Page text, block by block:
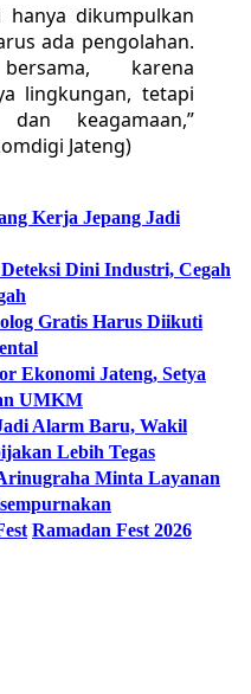
hanya dikumpulkan
ada pengolahan.
karena
lingkungan, tetapi
keagamaan,”
Jateng)
Kerja Jepang Jadi
Dini Industri, Cegah
Gratis Harus Diikuti
Ekonomi Jateng, Setya
UMKM
Alarm Baru, Wakil
Lebih Tegas
Minta Layanan
Ramadan Fest 2026